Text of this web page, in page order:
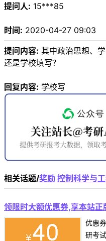
提问人: 15***85
时间: 2020-04-27 09:03
提问内容: 其中政治思想、
还是学校填写？
回复内容: 学校写
相关话题/奖励 控制科学与
领限时大额优惠券,享本站正
优惠
研考